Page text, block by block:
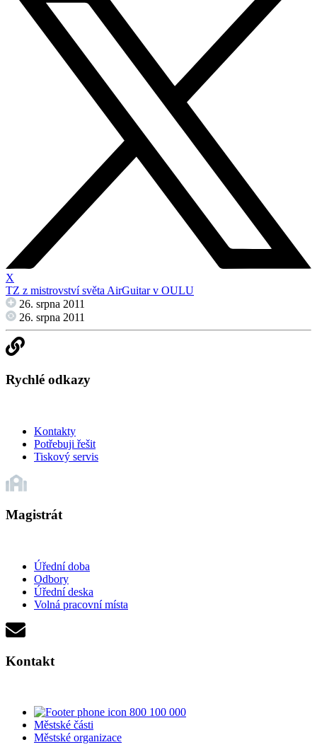
X
TZ z mistrovství světa AirGuitar v OULU
26. srpna 2011
26. srpna 2011
Rychlé odkazy
Kontakty
Potřebuji řešit
Tiskový servis
Magistrát
Úřední doba
Odbory
Úřední deska
Volná pracovní místa
Kontakt
800 100 000
Městské části
Městské organizace